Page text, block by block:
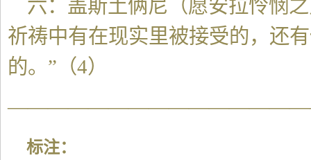
六：盖斯土俩尼（愿安拉怜悯
祈祷中有在现实里被接受的，还
的。”（4）
标注：